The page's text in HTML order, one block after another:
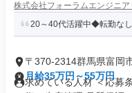
株式会社フォーラムエンジニア
20～40代活躍中◆転勤な
〒370-2314群馬県富岡
月給35万円～55万円
求めている人材 ＜応募